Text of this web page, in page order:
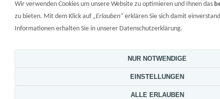
Wir verwenden Cookies um unsere Website zu optimieren und Ihnen das
zu bieten. Mit dem Klick auf „Erlauben“ erklären Sie sich damit
Informationen erhalten Sie in unserer Datenschutzerklärung.
NUR NOTWENDIGE
EINSTELLUNGEN
ALLE ERLAUBEN